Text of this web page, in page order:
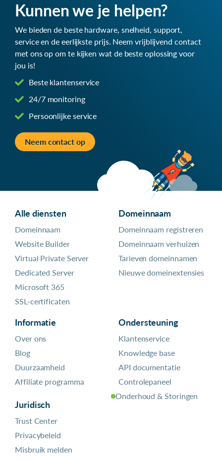
Kunnen we je helpen?
We bieden de beste hardware, snelheid, support,
service en de eerlijkste prijs. Neem vrijblijvend contact
met ons op om te kijken wat de beste oplossing voor
jou is!
Beste klantenservice
24/7 monitoring
Persoonlijke service
Neem contact op
Alle diensten
Domeinnaam
Website Builder
Virtual Private Server
Dedicated Server
Microsoft 365
SSL-certificaten
Domeinnaam
Domeinnaam registreren
Domeinnaam verhuizen
Tarieven domeinnamen
Nieuwe domeinextensies
Informatie
Over ons
Blog
Duurzaamheid
Affiliate programma
Juridisch
Trust Center
Privacybeleid
Misbruik melden
Ondersteuning
Klantenservice
Knowledge base
API documentatie
Controlepaneel
Onderhoud & Storingen